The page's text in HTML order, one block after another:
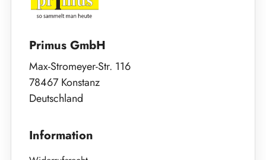
Primus GmbH
Max-Stromeyer-Str. 116
78467 Konstanz
Deutschland
Information